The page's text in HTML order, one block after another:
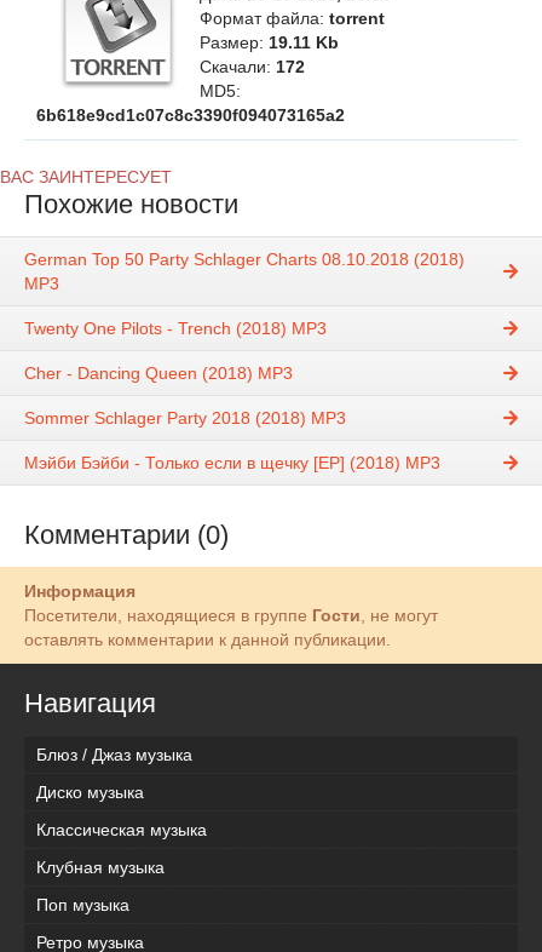
Формат файла: torrent
Размер: 19.11 Kb
Скачали: 172
MD5:
6b618e9cd1c07c8c3390f094073165a2
ВАС ЗАИНТЕРЕСУЕТ
Похожие новости
German Top 50 Party Schlager Charts 08.10.2018 (2018)
MP3
Twenty One Pilots - Trench (2018) MP3
Cher - Dancing Queen (2018) MP3
Sommer Schlager Party 2018 (2018) MP3
Мэйби Бэйби - Только если в щечку [EP] (2018) MP3
Комментарии (0)
Информация
Посетители, находящиеся в группе Гости, не могут
оставлять комментарии к данной публикации.
Навигация
Блюз / Джаз музыка
Диско музыка
Классическая музыка
Клубная музыка
Поп музыка
Ретро музыка